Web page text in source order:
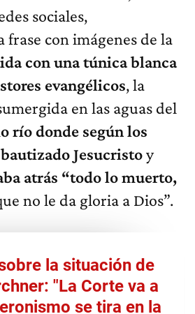
sociales,
frase con imágenes de la
con una túnica blanca
evangélicos, la
en las aguas del
río donde según los
Jesucristoy
atrás “todo lo muerto,
no le da gloria a Dios”.
la situación de
"La Corte va a
se tira en la